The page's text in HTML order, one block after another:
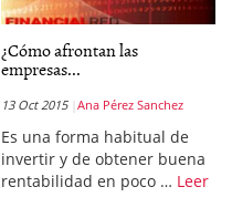
¿Cómo afrontan las
empresas...
13 Oct 2015 Ana Pérez Sanchez
Es una forma habitual de
invertir y de obtener buena
rentabilidad en poco … Leer